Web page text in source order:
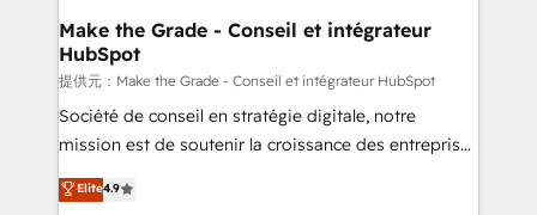
One company, one operating model, delivering
across offices and consulting teams in the UK, USA,
Canada, Germany, France, Belgium, Singapore, and
South Africa. Certified compliant with ISO/IEC
27001:2022 and ISO 9001:2015 across all seven
Make the Grade - Conseil et intégrateur
HubSpot
提供元：Make the Grade - Conseil et intégrateur HubSpot
Société de conseil en stratégie digitale, notre
mission est de soutenir la croissance des entreprises
B2B à travers l’acquisition de nouveaux clients,
l'intégration CRM et le développement des revenus
Elite4.9